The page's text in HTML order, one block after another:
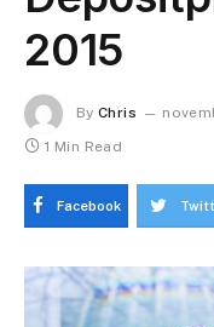
2015
By Chris
1 Min Read
Facebook